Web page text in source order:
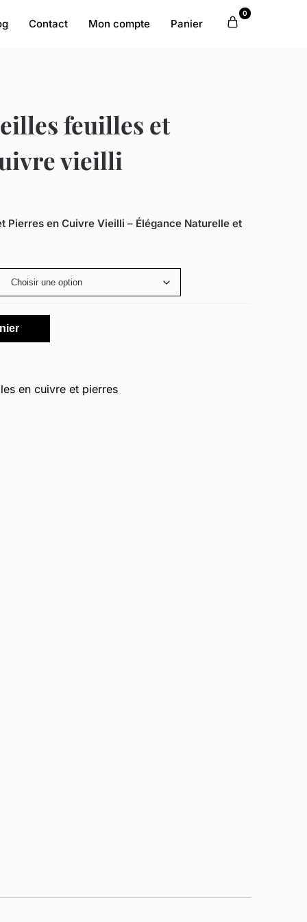
Contact Mon compte Panier
0
feuilles et
vieilli
Pierres en Cuivre Vieilli – Élégance Naturelle et
en cuivre et pierres